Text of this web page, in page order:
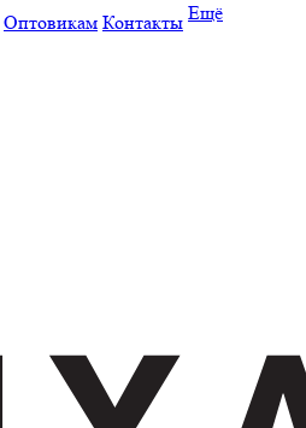
Оптовикам Контакты Ещё